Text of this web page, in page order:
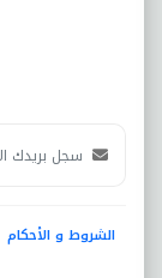
الشروط و الأحكام